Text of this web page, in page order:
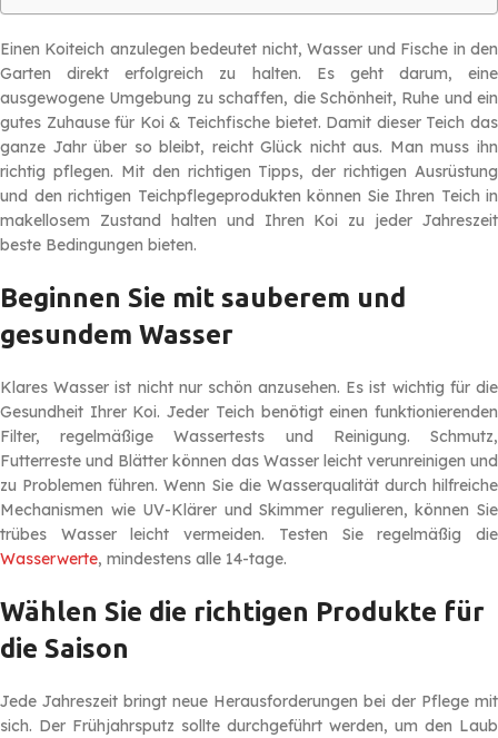
Einen Koiteich anzulegen bedeutet nicht, Wasser und Fische in den
Garten direkt erfolgreich zu halten. Es geht darum, eine
ausgewogene Umgebung zu schaffen, die Schönheit, Ruhe und ein
gutes Zuhause für Koi & Teichfische bietet. Damit dieser Teich das
ganze Jahr über so bleibt, reicht Glück nicht aus. Man muss ihn
richtig pflegen. Mit den richtigen Tipps, der richtigen Ausrüstung
und den richtigen Teichpflegeprodukten können Sie Ihren Teich in
makellosem Zustand halten und Ihren Koi zu jeder Jahreszeit
beste Bedingungen bieten.
Beginnen Sie mit sauberem und
gesundem Wasser
Klares Wasser ist nicht nur schön anzusehen. Es ist wichtig für die
Gesundheit Ihrer Koi. Jeder Teich benötigt einen funktionierenden
Filter, regelmäßige Wassertests und Reinigung. Schmutz,
Futterreste und Blätter können das Wasser leicht verunreinigen und
zu Problemen führen. Wenn Sie die Wasserqualität durch hilfreiche
Mechanismen wie UV-Klärer und Skimmer regulieren, können Sie
trübes Wasser leicht vermeiden. Testen Sie regelmäßig die
Wasserwerte, mindestens alle 14-tage.
Wählen Sie die richtigen Produkte für
die Saison
Jede Jahreszeit bringt neue Herausforderungen bei der Pflege mit
sich. Der Frühjahrsputz sollte durchgeführt werden, um den Laub